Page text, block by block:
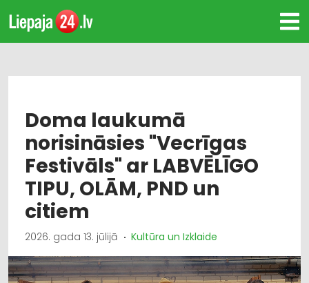
Doma laukumā
norisināsies "Vecrīgas
Festivāls" ar LABVĒLĪGO
TIPU, OLĀM, PND un
citiem
2026. gada 13. jūlijā Kultūra un Izklaide